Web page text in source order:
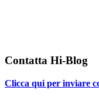
Contatta Hi-Blog
Clicca qui per inviare